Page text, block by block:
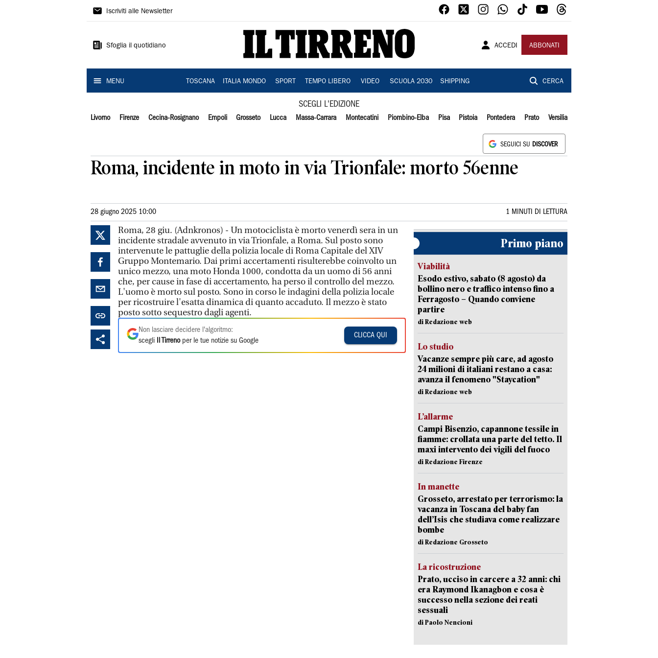
Il
Iscriviti alle Newsletter
Sfoglia il quotidiano ACCEDI ABBONATI
MENU TOSCANA ITALIA MONDO SPORT TEMPO LIBERO VIDEO SCUOLA 2030 SHIPPING CERCA
SCEGLI L'EDIZIONE
Livorno Firenze Cecina-Rosignano Empoli Grosseto Lucca Massa-Carrara Montecatini Piombino-Elba Pisa Pistoia Pontedera Prato Versilia
SEGUICI SU DISCOVER
Roma, incidente in moto in via Trionfale: morto 56enne
28 giugno 2025 10:00 1 MINUTI DI LETTURA
Roma, 28 giu. (Adnkronos) - Un motociclista è morto venerdì sera in un
incidente stradale avvenuto in via Trionfale, a Roma. Sul posto sono
intervenute le pattuglie della polizia locale di Roma Capitale del XIV
Gruppo Montemario. Dai primi accertamenti risulterebbe coinvolto un
unico mezzo, una moto Honda 1000, condotta da un uomo di 56 anni
che, per cause in fase di accertamento, ha perso il controllo del mezzo.
L'uomo è morto sul posto. Sono in corso le indagini della polizia locale
per ricostruire l'esatta dinamica di quanto accaduto. Il mezzo è stato
posto sotto sequestro dagli agenti.
Non lasciare decidere l'algoritmo:
scegli
Il Tirrenoper le tue notizie su Google
CLICCA QUI
Primo piano
Viabilità
Esodo estivo, sabato (8 agosto) da
bollino nero e traffico intenso fino a
Ferragosto – Quando conviene
partire
di Redazione web
Lo studio
Vacanze sempre più care, ad agosto
24 milioni di italiani restano a casa:
avanza il fenomeno "Staycation"
di Redazione web
L’allarme
Campi Bisenzio, capannone tessile in
fiamme: crollata una parte del tetto. Il
maxi intervento dei vigili del fuoco
di Redazione Firenze
In manette
Grosseto, arrestato per terrorismo: la
vacanza in Toscana del baby fan
dell’Isis che studiava come realizzare
bombe
di Redazione Grosseto
La ricostruzione
Prato, ucciso in carcere a 32 anni: chi
era Raymond Ikanagbon e cosa è
successo nella sezione dei reati
sessuali
di Paolo Nencioni